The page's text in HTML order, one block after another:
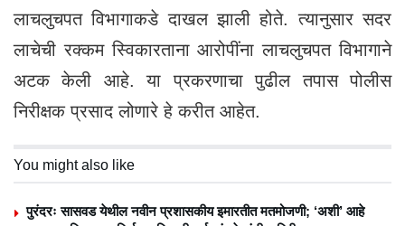
लाचलुचपत विभागाकडे दाखल झाली होते. त्यानुसार सदर
लाचेची रक्कम स्विकारताना आरोपींना लाचलुचपत विभागाने
अटक केली आहे. या प्रकरणाचा पुढील तपास पोलीस
निरीक्षक प्रसाद लोणारे हे करीत आहेत.
You might also like
पुरंदरः सासवड येथील नवीन प्रशासकीय इमारतीत मतमोजणी; ‘अशी’ आहे